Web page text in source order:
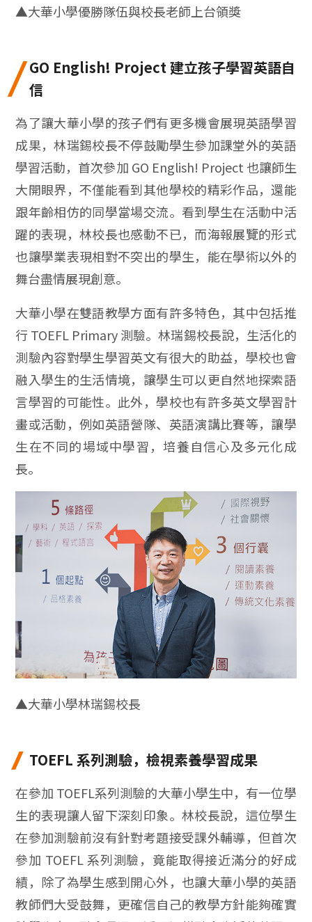
▲大華小學優勝隊伍與校長老師上台領獎
GO English! Project 建立孩子學習英語自
信
為了讓大華小學的孩子們有更多機會展現英語學習
成果，林瑞錫校長不停鼓勵學生參加課堂外的英語
學習活動，首次參加 GO English! Project 也讓師生
大開眼界，不僅能看到其他學校的精彩作品，還能
跟年齡相仿的同學當場交流。看到學生在活動中活
躍的表現，林校長也感動不已，而海報展覽的形式
也讓學業表現相對不突出的學生，能在學術以外的
舞台盡情展現創意。
大華小學在雙語教學方面有許多特色，其中包括推
行 TOEFL Primary 測驗。林瑞錫校長說，生活化的
測驗內容對學生學習英文有很大的助益，學校也會
融入學生的生活情境，讓學生可以更自然地探索語
言學習的可能性。此外，學校也有許多英文學習計
畫或活動，例如英語營隊、英語演講比賽等，讓學
生在不同的場域中學習，培養自信心及多元化成
長。
▲大華小學林瑞錫校長
TOEFL 系列測驗，檢視素養學習成果
在參加 TOEFL系列測驗的大華小學生中，有一位學
生的表現讓人留下深刻印象。林校長說，這位學生
在參加測驗前沒有針對考題接受課外輔導，但首次
參加 TOEFL 系列測驗，竟能取得接近滿分的好成
績，除了為學生感到開心外，也讓大華小學的英語
教師們大受鼓舞，更確信自己的教學方針能夠確實